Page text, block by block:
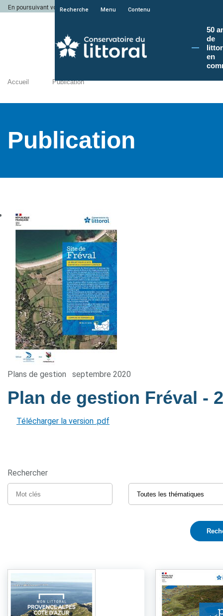
En poursuivant votre navigation sur le site du Conservatoire du littoral, vous
Recherche Menu Contenu
50
de
en
Accueil Publication
Publication
Plans de gestion septembre 2020
Plan de gestion Fréval -
Télécharger la version .pdf
Rechercher